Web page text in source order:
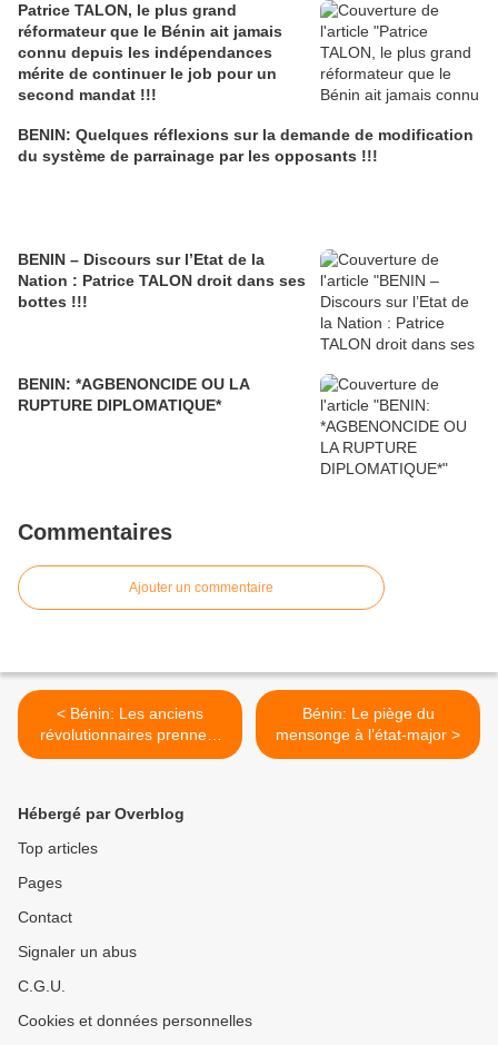
Patrice TALON, le plus grand
réformateur que le Bénin ait jamais
connu depuis les indépendances
mérite de continuer le job pour un
second mandat !!!
BENIN: Quelques réflexions sur la demande de modification
du système de parrainage par les opposants !!!
BENIN – Discours sur l’Etat de la
Nation : Patrice TALON droit dans ses
bottes !!!
BENIN: *AGBENONCIDE OU LA
RUPTURE DIPLOMATIQUE*
Commentaires
Ajouter un commentaire
< Bénin: Les anciens
révolutionnaires prennent
en otage le peuple Béninois
Bénin: Le piège du
mensonge à l’état-major >
Hébergé par Overblog
Top articles
Pages
Contact
Signaler un abus
C.G.U.
Cookies et données personnelles